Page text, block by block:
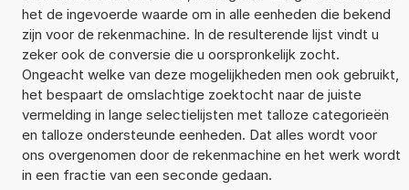
het de ingevoerde waarde om in alle eenheden die bekend
zijn voor de rekenmachine. In de resulterende lijst vindt u
zeker ook de conversie die u oorspronkelijk zocht.
Ongeacht welke van deze mogelijkheden men ook gebruikt,
het bespaart de omslachtige zoektocht naar de juiste
vermelding in lange selectielijsten met talloze categorieën
en talloze ondersteunde eenheden. Dat alles wordt voor
ons overgenomen door de rekenmachine en het werk wordt
in een fractie van een seconde gedaan.